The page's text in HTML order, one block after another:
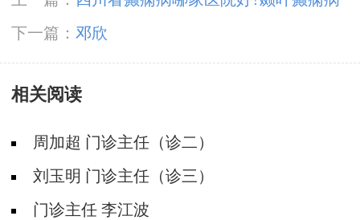
应该怎么治疗?
下一篇： 邓欣
相关阅读
周加超 门诊主任（诊二）
刘玉明 门诊主任（诊三）
门诊主任 李江波